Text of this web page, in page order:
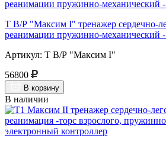
Т В/Р "Максим I" тренажер сердечно-
реанимации пружинно-механический -
Артикул: Т В/Р "Максим I"
56800
В корзину
В наличии